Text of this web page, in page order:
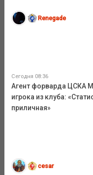
Renegade
Сегодня 08:36
Агент форварда ЦСКА
игрока из клуба:
приличная»
cesar